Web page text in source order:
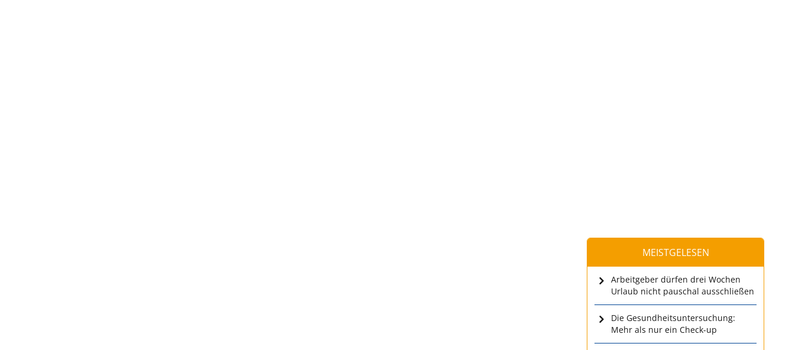
MEISTGELESEN
Arbeitgeber dürfen drei Wochen
Urlaub nicht pauschal ausschließen
Die Gesundheitsuntersuchung:
Mehr als nur ein Check-up